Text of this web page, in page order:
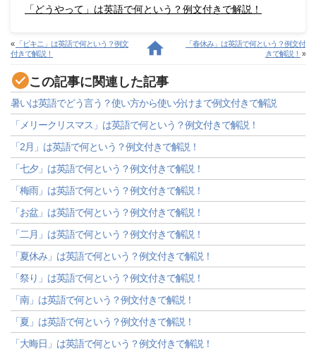
「どうやって」は英語で何という？例文付きで解説！
« 「ビキニ」は英語で何という？例文
付きで解説！
「春休み」は英語で何という？例文付
きで解説！ »
この記事に関連した記事
暑いは英語でどう言う？使い方から使い分けまで例文付きで解説
「メリークリスマス」は英語で何という？例文付きで解説！
「2月」は英語で何という？例文付きで解説！
「七夕」は英語で何という？例文付きで解説！
「梅雨」は英語で何という？例文付きで解説！
「お盆」は英語で何という？例文付きで解説！
「二月」は英語で何という？例文付きで解説！
「夏休み」は英語で何という？例文付きで解説！
「祭り」は英語で何という？例文付きで解説！
「南」は英語で何という？例文付きで解説！
「夏」は英語で何という？例文付きで解説！
「大晦日」は英語で何という？例文付きで解説！